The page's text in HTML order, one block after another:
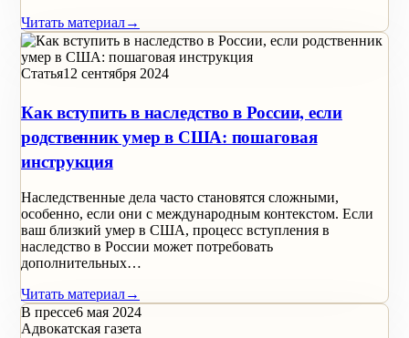
Читать материал→
Статья12 сентября 2024
Как вступить в наследство в России, если
родственник умер в США: пошаговая
инструкция
Наследственные дела часто становятся сложными,
особенно, если они с международным контекстом. Если
ваш близкий умер в США, процесс вступления в
наследство в России может потребовать
дополнительных…
Читать материал→
В прессе6 мая 2024
Адвокатская газета